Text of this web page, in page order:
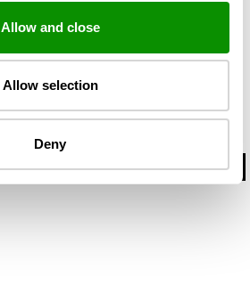
Allow and close
Allow selection
Deny
Complicidad
КУПИ